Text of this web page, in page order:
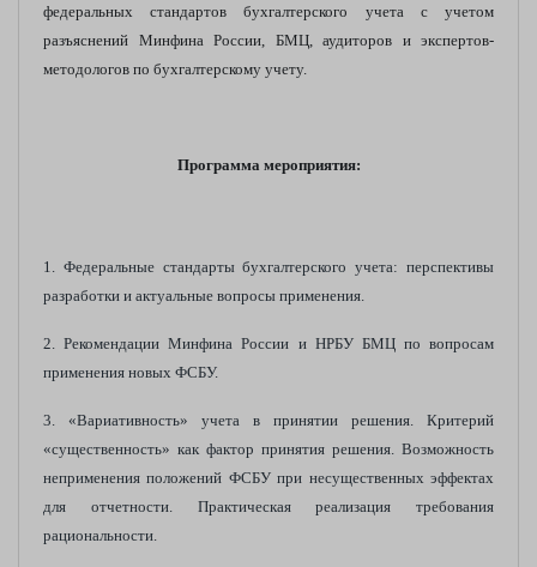
федеральных стандартов бухгалтерского учета с учетом
разъяснений Минфина России, БМЦ, аудиторов и экспертов-
методологов по бухгалтерскому учету.
Программа мероприятия:
1. Федеральные стандарты бухгалтерского учета: перспективы
разработки и актуальные вопросы применения.
2. Рекомендации Минфина России и НРБУ БМЦ по вопросам
применения новых ФСБУ.
3. «Вариативность» учета в принятии решения. Критерий
«существенность» как фактор принятия решения. Возможность
неприменения положений ФСБУ при несущественных эффектах
для отчетности. Практическая реализация требования
рациональности.